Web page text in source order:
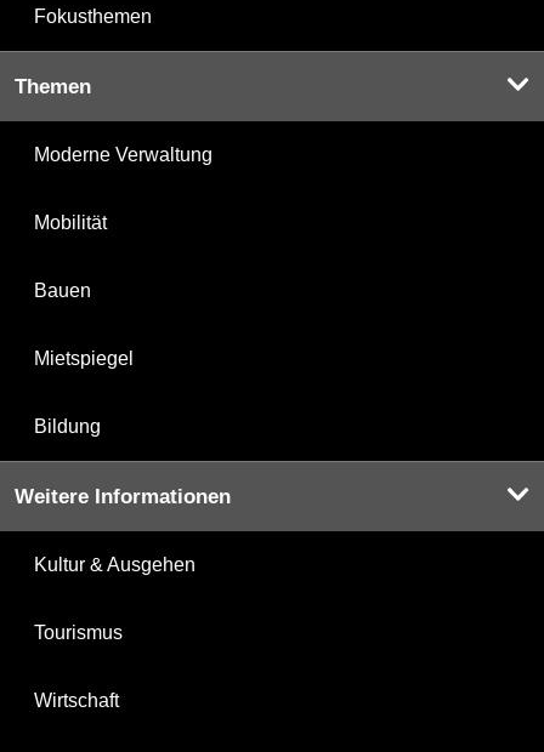
Fokusthemen
Themen
Moderne Verwaltung
Mobilität
Bauen
Mietspiegel
Bildung
Weitere Informationen
Kultur & Ausgehen
Tourismus
Wirtschaft